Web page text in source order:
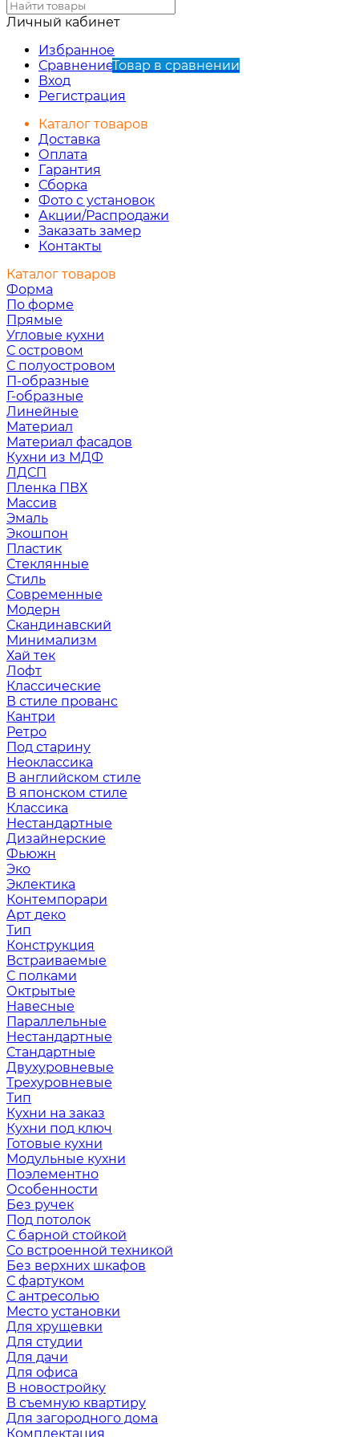
Личный кабинет
Избранное
СравнениеТовар в сравнении
Вход
Регистрация
Каталог товаров
Доставка
Оплата
Гарантия
Сборка
Фото с установок
Акции/Распродажи
Заказать замер
Контакты
Каталог товаров
Форма
По форме
Прямые
Угловые кухни
С островом
С полуостровом
П-образные
Г-образные
Линейные
Материал
Материал фасадов
Кухни из МДФ
ЛДСП
Пленка ПВХ
Массив
Эмаль
Экошпон
Пластик
Стеклянные
Стиль
Современные
Модерн
Скандинавский
Минимализм
Хай тек
Лофт
Классические
В стиле прованс
Кантри
Ретро
Под старину
Неоклассика
В английском стиле
В японском стиле
Классика
Нестандартные
Дизайнерские
Фьюжн
Эко
Эклектика
Контемпорари
Арт деко
Тип
Конструкция
Встраиваемые
С полками
Октрытые
Навесные
Параллельные
Нестандартные
Стандартные
Двухуровневые
Трехуровневые
Тип
Кухни на заказ
Кухни под ключ
Готовые кухни
Модульные кухни
Поэлементно
Особенности
Без ручек
Под потолок
С барной стойкой
Со встроенной техникой
Без верхних шкафов
С фартуком
С антресолью
Место установки
Для хрущевки
Для студии
Для дачи
Для офиса
В новостройку
В съемную квартиру
Для загородного дома
Комплектация